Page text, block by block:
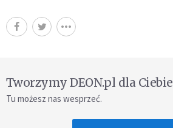
Tworzymy DEON.pl dla Ciebie
Tu możesz nas wesprzeć.